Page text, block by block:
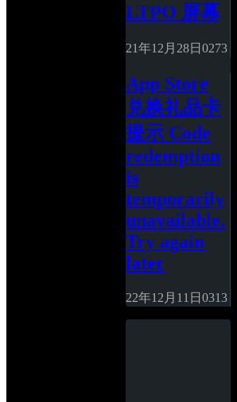
LTPO 屏幕
21年12月28日 0273
App Store
兑换礼品卡
提示 Code
redemption
is
temporarily
unavailable.
Try again
later
22年12月11日 0313